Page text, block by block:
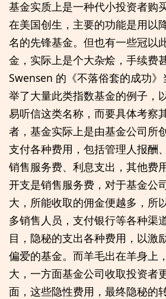
基金实质上是一种代小投资者购
在美国创生，主要的功能是用以
名的先锋基金。但也有一些冠以
金，实际上是个大杂烩，手续费
Swensen 的《不落俗套的成功
举了大量此类指数基金的例子，
易听信这类名称，而要具体考察
者，基金实际上是由基金公司所
支付各种费用，包括管理人报酬
销售服务费、利息支出，其他费
开支是销售服务费，对于基金公
大，所能收取的佣金便越多，所
多销售人员，支付银行等各种渠
目，隐秘的支出各种费用，以激
偏爱的基金。而羊毛出在羊身上
大，一方面基金公司收取投资者
面，这些隐性费用，最终隐秘的